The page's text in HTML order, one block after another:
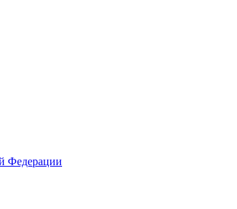
Федерации